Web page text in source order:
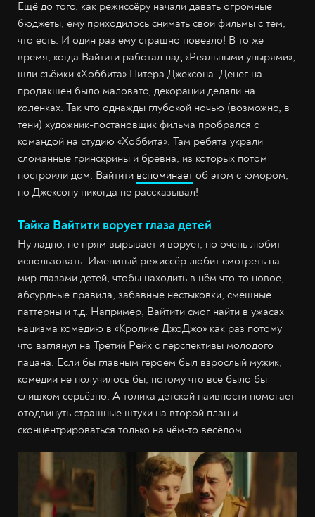
Ещё до того, как режиссёру начали давать огромные
бюджеты, ему приходилось снимать свои фильмы с тем,
что есть. И один раз ему страшно повезло! В то же
время, когда Вайтити работал над «Реальными упырями»,
шли съёмки «Хоббита» Питера Джексона. Денег на
продакшен было маловато, декорации делали на
коленках. Так что однажды глубокой ночью (возможно, в
тени) художник-постановщик фильма пробрался с
командой на студию «Хоббита». Там ребята украли
сломанные гринскрины и брёвна, из которых потом
построили дом. Вайтити вспоминает об этом с юмором,
но Джексону никогда не рассказывал!
Тайка Вайтити ворует глаза детей
Ну ладно, не прям вырывает и ворует, но очень любит
использовать. Именитый режиссёр любит смотреть на
мир глазами детей, чтобы находить в нём что-то новое,
абсурдные правила, забавные нестыковки, смешные
паттерны и т.д. Например, Вайтити смог найти в ужасах
нацизма комедию в «Кролике ДжоДжо» как раз потому
что взглянул на Третий Рейх с перспективы молодого
пацана. Если бы главным героем был взрослый мужик,
комедии не получилось бы, потому что всё было бы
слишком серьёзно. А толика детской наивности помогает
отодвинуть страшные штуки на второй план и
сконцентрироваться только на чём-то весёлом.